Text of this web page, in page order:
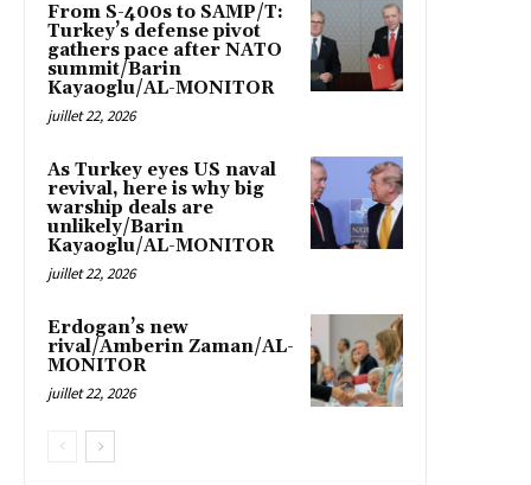
From S-400s to SAMP/T:
Turkey’s defense pivot
gathers pace after NATO
summit/Barin
Kayaoglu/AL-MONITOR
juillet 22, 2026
As Turkey eyes US naval
revival, here is why big
warship deals are
unlikely/Barin
Kayaoglu/AL-MONITOR
juillet 22, 2026
Erdogan’s new
rival/Amberin Zaman/AL-
MONITOR
juillet 22, 2026